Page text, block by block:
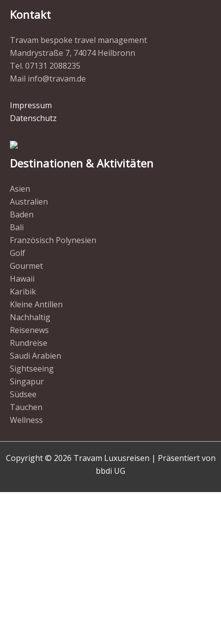
Kontakt
Travam bespoke travel management
Mandrystraße 7, 74074 Heilbronn
Tel. 07131 2088235
Mail info@travam.de
Impressum
Datenschutz
Destinationen & Aktivitäten
Asien
Australien
Baden
Bali
Französisch Polynesien
Golf
Gourmet
Hawaii
Karibik
Kleine Antillen
Nachhaltig
Reisenews
Rundreise
Saudi Arabien
Sightseeing
Singapur
Südsee
Tauchen
Wellness
Copyright © 2026 Travam Luxusreisen | Präsentiert von
bbdi UG